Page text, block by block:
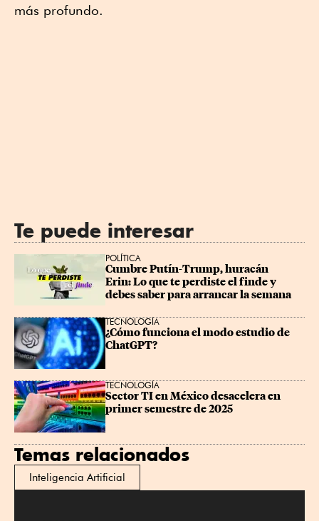
más profundo.
Te puede interesar
POLÍTICA
Cumbre Putín-Trump, huracán
Erin: Lo que te perdiste el finde y
debes saber para arrancar la semana
TECNOLOGÍA
¿Cómo funciona el modo estudio de
ChatGPT?
TECNOLOGÍA
Sector TI en México desacelera en
primer semestre de 2025
Temas relacionados
Inteligencia Artificial